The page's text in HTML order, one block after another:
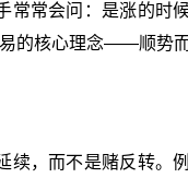
常会问：是涨的时
的核心理念——顺势而
，而不是赌反转。